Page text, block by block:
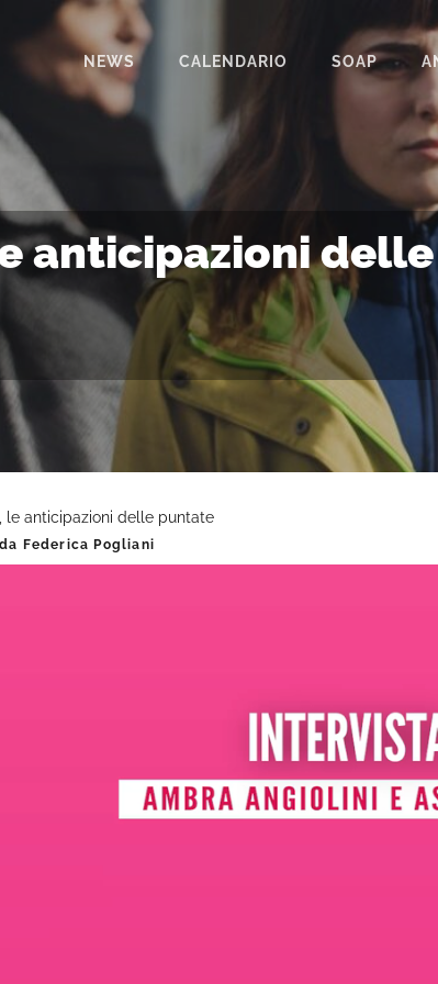
NEWS CALENDARIO SOAP
IL PARADISO
LA PROMESSA
SEGRETI DI
TEMPESTA
UN POSTO AL
anticipazioni delle
le anticipazioni delle puntate
da Federica Pogliani